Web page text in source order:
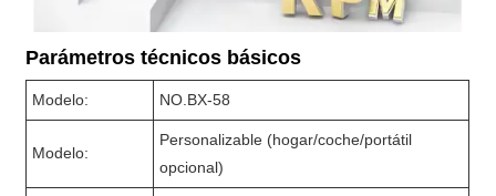
Parámetros técnicos básicos
Modelo: NO.BX-58
Modelo:
Personalizable (hogar/coche/portátil
opcional)